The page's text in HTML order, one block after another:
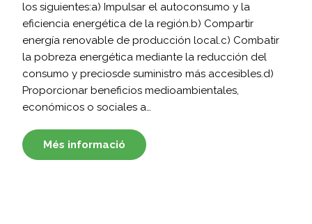
los siguientes:a) Impulsar el autoconsumo y la
eficiencia energética de la región.b) Compartir
energía renovable de producción local.c) Combatir
la pobreza energética mediante la reducción del
consumo y preciosde suministro más accesibles.d)
Proporcionar beneficios medioambientales,
económicos o sociales a…
Més informació